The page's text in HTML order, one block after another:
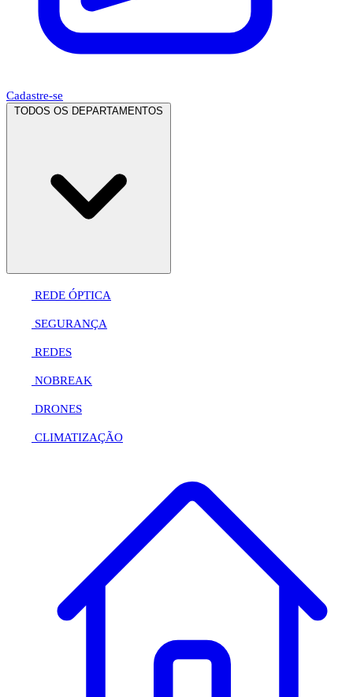
Cadastre-se
TODOS OS DEPARTAMENTOS
REDE ÓPTICA
SEGURANÇA
REDES
NOBREAK
DRONES
CLIMATIZAÇÃO